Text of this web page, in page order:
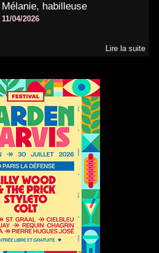
Mélanie, habilleuse
11/04/2026
Lire la suite